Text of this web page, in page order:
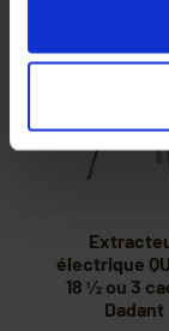
l'ensemble des
nos partenaires.
électrique
18 1⁄2 ou 3
Dadant